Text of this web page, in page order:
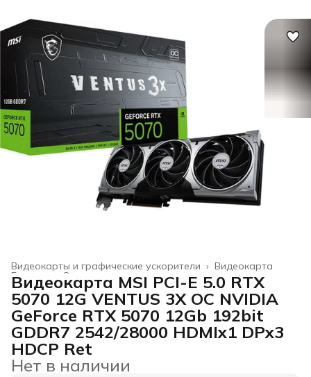
Видеокарта
Видеокарты и графические ускорители ›
Электроника ›
Главная
Видеокарта MSI PCI-E 5.0 RTX
5070 12G VENTUS 3X OC NVIDIA
GeForce RTX 5070 12Gb 192bit
GDDR7 2542/28000 HDMIx1 DPx3
HDCP Ret
Нет в наличии